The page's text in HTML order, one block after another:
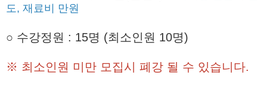
도, 재료비 만원
○ 수강정원 : 15명 (최소인원 10명)
※ 최소인원 미만 모집시 폐강 될 수 있습니다.